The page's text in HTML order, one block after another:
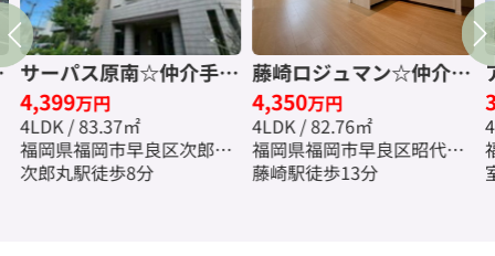
サーパス原南☆仲介手数
料無料☆
4,399万円
4LDK / 83.37㎡
福岡県福岡市早良区次郎丸
５丁目
次郎丸駅徒歩8分
藤崎ロジュマン☆仲介手
数料無料☆
4,350万円
4LDK / 82.76㎡
福岡県福岡市早良区昭代３
丁目
藤崎駅徒歩13分